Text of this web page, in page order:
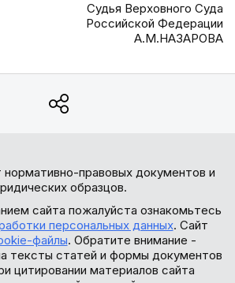
Судья Верховного Суда
Российской Федерации
А.М.НАЗАРОВА
правовых документов и
образцов.
сайта пожалуйста ознакомьтесь
персональных данных. Сайт
файлы. Обратите внимание -
тексты статей и формы документов
цитировании материалов сайта